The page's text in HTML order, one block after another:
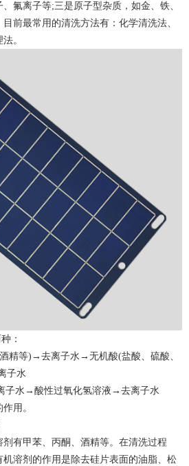
氟离子等;三是原子型杂质，如金、铁、
前最常用的清洗方法有：化学清洗法、
。
：
精等)→去离子水→无机酸(盐酸、硫酸、
子水
子水→酸性过氧化氢溶液→去离子水
用。
剂有甲苯、丙酮、酒精等。在清洗过程
溶剂的作用是除去硅片表面的油脂、松